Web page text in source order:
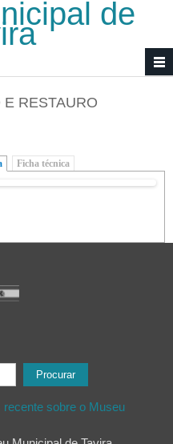
de
RESTAURO
(separador ativo)
Ficha técnica
sobre o Museu